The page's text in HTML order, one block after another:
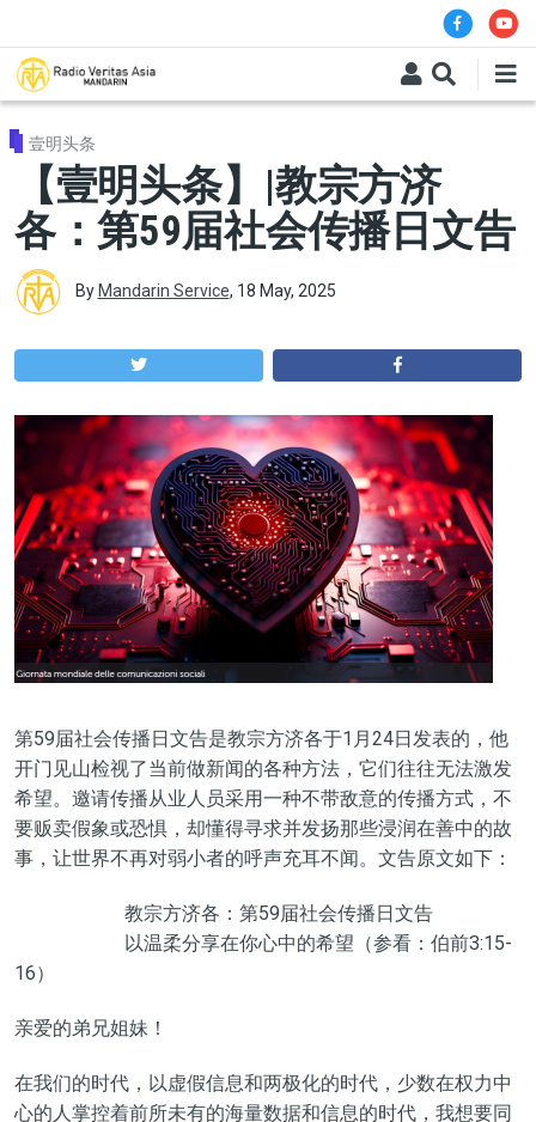
壹明头条
【壹明头条】|教宗方济
各：第59届社会传播日文告
By Mandarin Service, 18 May, 2025
第59届社会传播日文告是教宗方济各于1月24日发表的，他
开门见山检视了当前做新闻的各种方法，它们往往无法激发
希望。邀请传播从业人员采用一种不带敌意的传播方式，不
要贩卖假象或恐惧，却懂得寻求并发扬那些浸润在善中的故
事，让世界不再对弱小者的呼声充耳不闻。文告原文如下：
教宗方济各：第59届社会传播日文告
以温柔分享在你心中的希望（参看：伯前3:15-
16）
亲爱的弟兄姐妹！
在我们的时代，以虚假信息和两极化的时代，少数在权力中
心的人掌控着前所未有的海量数据和信息的时代，我想要同